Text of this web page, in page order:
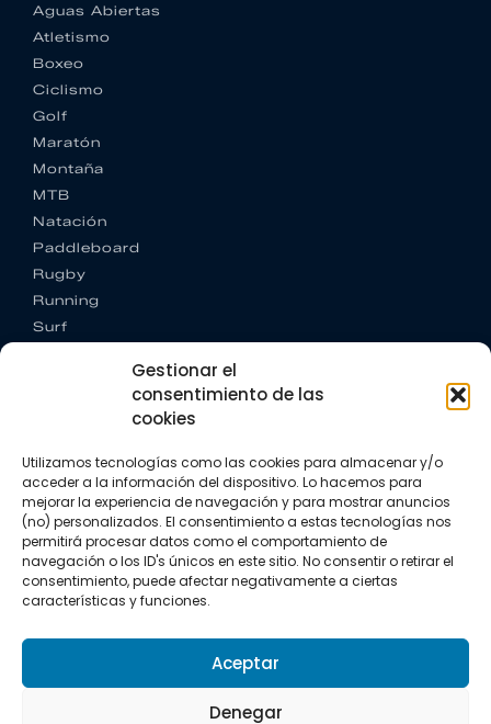
Gestionar el
consentimiento de las
cookies
Utilizamos tecnologías como las cookies para almacenar y/o
acceder a la información del dispositivo. Lo hacemos para
mejorar la experiencia de navegación y para mostrar anuncios
(no) personalizados. El consentimiento a estas tecnologías nos
permitirá procesar datos como el comportamiento de
navegación o los ID's únicos en este sitio. No consentir o retirar el
consentimiento, puede afectar negativamente a ciertas
características y funciones.
Aceptar
Denegar
Aguas Abiertas
Atletismo
Boxeo
Ciclismo
Golf
Maratón
Montaña
MTB
Natación
Paddleboard
Rugby
Running
Surf
CONTACTO
+34 662 342 177
info@vkssport.com
SÍGUENOS
Política de privacidad
Política de cookies